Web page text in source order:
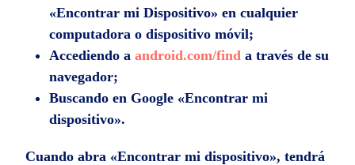
«Encontrar mi Dispositivo» en cualquier
computadora o dispositivo móvil;
Accediendo aandroid.com/find a través de su
navegador;
Buscando en Google «Encontrar mi
dispositivo».
Cuando abra «Encontrar mi dispositivo», tendrá